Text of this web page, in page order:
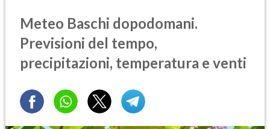
Meteo Baschi dopodomani.
Previsioni del tempo,
precipitazioni, temperatura e venti